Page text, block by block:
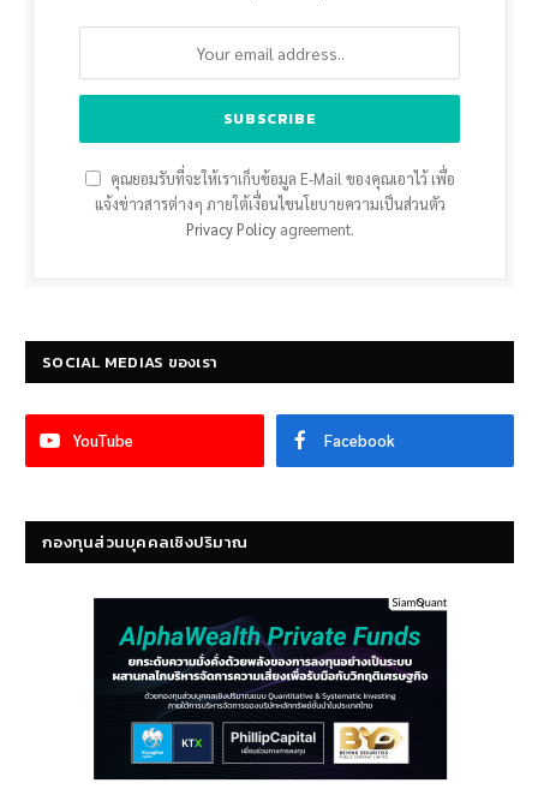
คุณยอมรับที่จะให้เราเก็บข้อมูล E-Mail ของคุณเอาไว้ เพื่อ
แจ้งข่าวสารต่างๆ ภายใต้เงื่อนไขนโยบายความเป็นส่วนตัว
Privacy Policyagreement.
SOCIAL MEDIAS ของเรา
YouTube Facebook
กองทุนส่วนบุคคลเชิงปริมาณ